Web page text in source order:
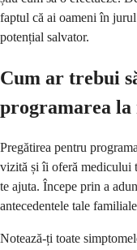
faptul că ai oameni în
potențial salvator.
Cum ar trebui
programarea la
Pregătirea pentru
vizită și îi oferă medicului
te ajuta. Începe prin a
antecedentele tale
Notează-ți toate